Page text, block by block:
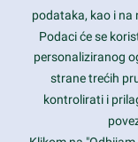
Tečaj
podataka, kao i na
Podaci će se
personaliziranog
strane trećih
kontrolirati i